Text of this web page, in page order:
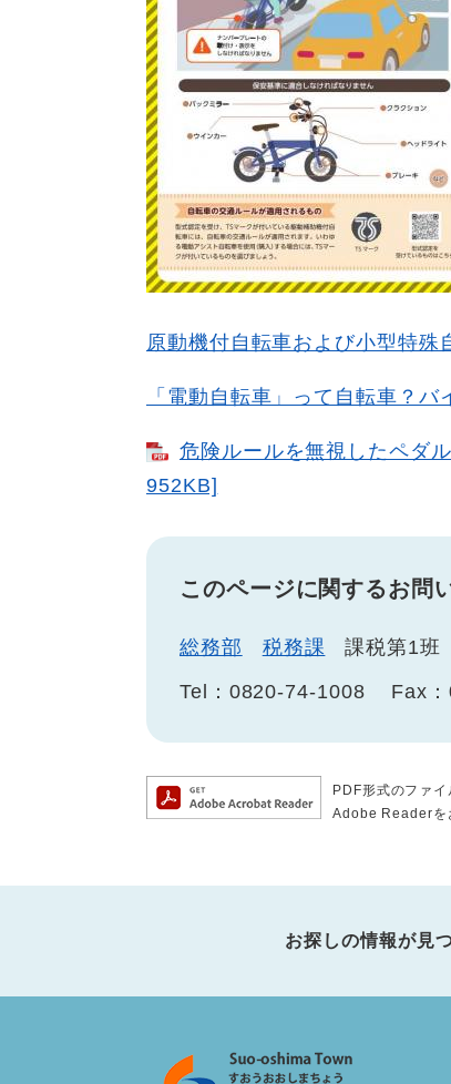
原動機付自転車および小型特殊
「電動自転車」って自転車？
危険ルールを無視したペダ
952KB]
このページに関するお問
総務部 税務課
課税第1班
Tel：0820-74-1008
Fax
PDF形式のファ
Adobe Readerを
お探しの情報が見